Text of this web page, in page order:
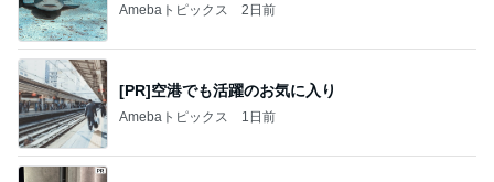
Amebaトピックス 2日前
[PR]空港でも活躍のお気に入り
Amebaトピックス 1日前